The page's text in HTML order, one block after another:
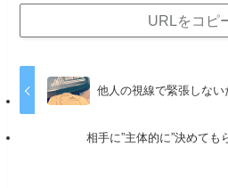
URLをコピ
他人の視線で緊張しない
相手に”主体的に”決めても